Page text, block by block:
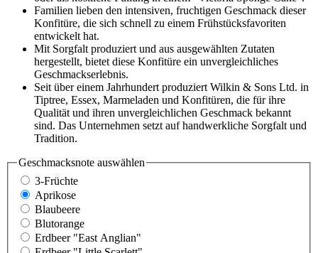
Familien lieben den intensiven, fruchtigen Geschmack dieser
Konfitüre, die sich schnell zu einem Frühstücksfavoriten
entwickelt hat.
Mit Sorgfalt produziert und aus ausgewählten Zutaten
hergestellt, bietet diese Konfitüre ein unvergleichliches
Geschmackserlebnis.
Seit über einem Jahrhundert produziert Wilkin & Sons Ltd. in
Tiptree, Essex, Marmeladen und Konfitüren, die für ihre
Qualität und ihren unvergleichlichen Geschmack bekannt
sind. Das Unternehmen setzt auf handwerkliche Sorgfalt und
Tradition.
Geschmacksnote auswählen
3-Früchte
Aprikose
Blaubeere
Blutorange
Erdbeer "East Anglian"